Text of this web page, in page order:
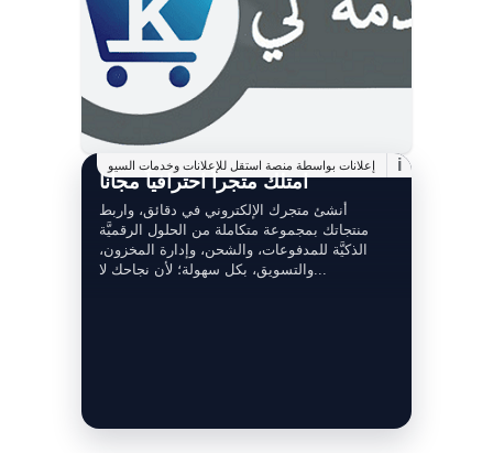
إعلانات بواسطة منصة استقل للإعلانات وخدمات السيو i
امتلك متجراً احترافياً مجانا
أنشئ متجرك الإلكتروني في دقائق، واربط
منتجاتك بمجموعة متكاملة من الحلول الرقميَّة
الذكيَّة للمدفوعات، والشحن، وإدارة المخزون،
والتسويق، بكل سهولة؛ لأن نجاحك لا...